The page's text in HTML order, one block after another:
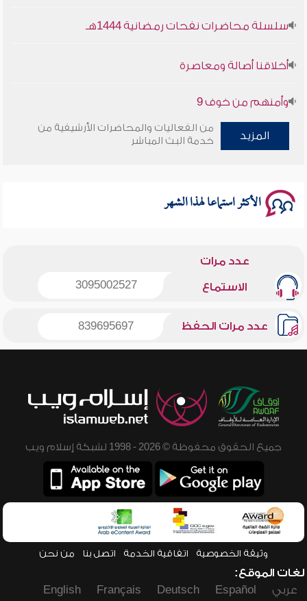
سلسلة محاضرات نفحات رمضانية 1444هـ
المزيد
من الفعاليات والمحاضرات الأرشيفية من
خدمة البث المباشر
الأكثر استماعا لهذا الشهر
عدد مرات
الاستماع 3095002527
عدد مرات الحفظ 839695697
جميع الحقوق محفوظة © 2026 - 1998 لشبكة إسلام ويب
وثيقة الخصوصية اتفاقية الخدمة اتصل بنا من نحن
لغات الموقع:
عربي
Español
Deutsch
Français
English